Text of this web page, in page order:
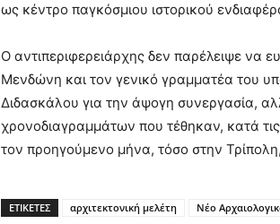
ως κέντρο παγκόσμιου ιστορικού
Ο αντιπεριφερειάρχης δεν παρέλειψε να
Μενδώνη και τον γενικό γραμματέα του
Διδασκάλου για την άψογη συνεργασία,
χρονοδιαγραμμάτων που τέθηκαν, κατά
τον προηγούμενο μήνα, τόσο στην
ΕΤΙΚΕΤΕΣ αρχιτεκτονική μελέτη Νέο